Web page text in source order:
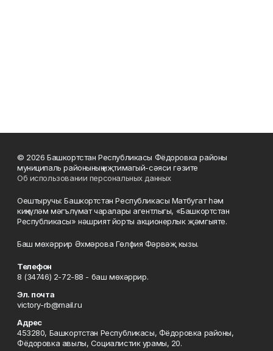
© 2026 Башкортстан Республикасы Фёдоровка районы
муниципаль районының иҗтимагый-сәяси гәзите
Об использовании персональных данных
Оештыручы: Башкортстан Республикасы Матбугат һәм
киңкүләм мәгълүмат чаралары агентлыгы, «Башкортстан
Республикасы» нәшрият йорты акционерлык җәмгыяте.
Баш мөхәррир Әхмәрова Гөлфия Фәрвәҗ кызы.
Телефон
8 (34746) 2-72-88 - баш мөхәррир.
Эл. почта
victory-rb@mail.ru
Адрес
453280, Башкортстан Республикасы, Фёдоровка районы,
Фёдоровка авылы, Социалистик урамы, 20.